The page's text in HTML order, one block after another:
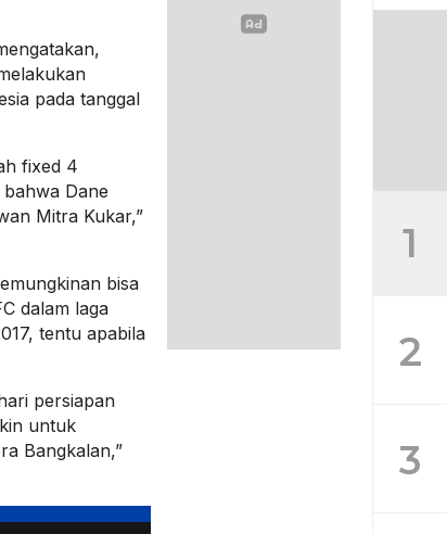
pada tanggal
fixed 4
Dane
Mitra Kukar,”
bisa
dalam laga
tentu apabila
persiapan
untuk
Bangkalan,”
1
2
3